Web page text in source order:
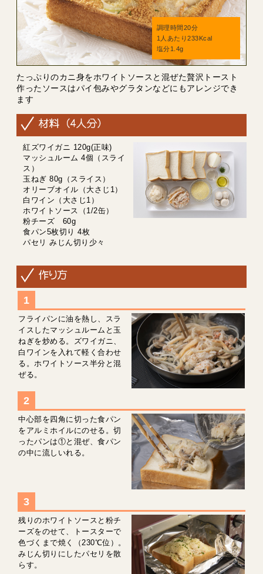
調理時間20分
1人あたり233Kcal
塩分1.4g
たっぷりのカニ身をホワイトソースと混ぜた贅沢トースト
作ったソースはパイ包みやグラタンなどにもアレンジでき
ます
紅ズワイガニ 120g(正味)
マッシュルーム 4個（スライ
ス）
玉ねぎ 80g（スライス）
オリーブオイル（大さじ1）
白ワイン（大さじ1）
ホワイトソース（1/2缶）
粉チーズ 60g
食パン5枚切り 4枚
パセリ みじん切り少々
フライパンに油を熱し、スラ
イスしたマッシュルームと玉
ねぎを炒める。ズワイガニ、
白ワインを入れて軽く合わせ
る。ホワイトソース半分と混
ぜる。
中心部を四角に切った食パン
をアルミホイルにのせる。切
ったパンは①と混ぜ、食パン
の中に流しいれる。
残りのホワイトソースと粉チ
ーズをのせて、トースターで
色づくまで焼く（230℃位）。
みじん切りにしたパセリを散
らす。